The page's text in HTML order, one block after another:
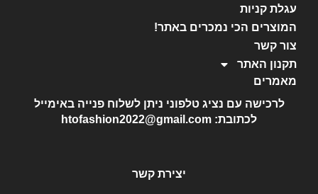
עגלת קניות
המוצרים הכי נמכרים באתר!
צור קשר
תקנון האתר
מאמרים
לרכישה עם נציג טלפוני ניתן לשלוח פנייה באימייל
לכתובת: htofashion2022@gmail.com
יצירת קשר